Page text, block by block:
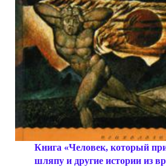
Книга «Человек, который
шляпу и другие истории из